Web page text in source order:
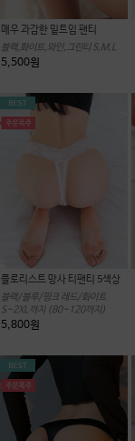
매우 과감한 밑트임 팬티
블랙,화이트,와인,그린티 S,M,L
5,500원
플로리스트 망사 티팬티 5색상
블랙/블루/핑크 레드/화이트
S~2XL까지 (80~120까지)
5,800원